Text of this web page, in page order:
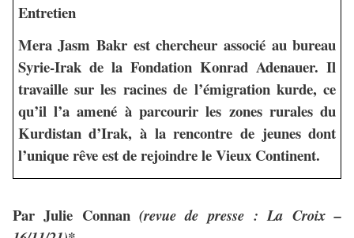
Entretien
Mera Jasm Bakr est chercheur associé au bureau
Syrie-Irak de la Fondation Konrad Adenauer. Il
travaille sur les racines de l’émigration kurde, ce
qu’il l’a amené à parcourir les zones rurales du
Kurdistan d’Irak, à la rencontre de jeunes dont
l’unique rêve est de rejoindre le Vieux Continent.
Par Julie Connan (revue de presse : La Croix –